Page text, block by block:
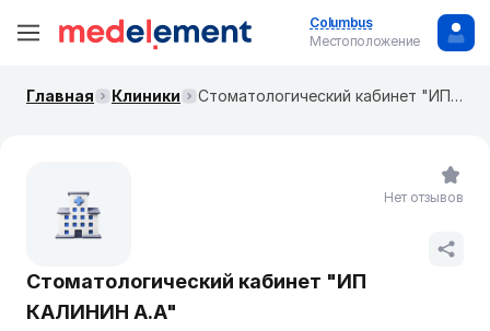
Columbus
Местоположение
Главная Клиники Стоматологический кабинет "ИП КАЛИНИН А.А"
Стоматологический кабинет "ИП
КАЛИНИН А.А"
Нет отзывов